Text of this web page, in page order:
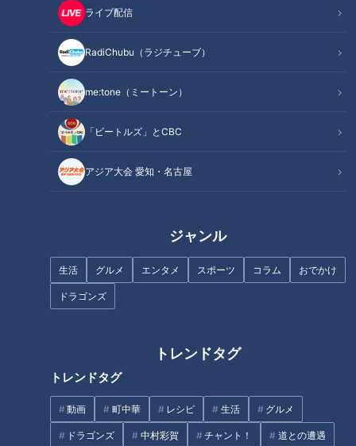
ライブ配信
RadiChubu（ラジチューブ）
me:tone（ミートーン）
「ビートルズ」とCBC
アジア大会 愛知・名古屋
ジャンル
生活 グルメ エンタメ スポーツ コラム おでかけ
ドラゴンズ
トレンドタグ
トレンドタグ
動画 町中華 レシピ 生活 グルメ
ドラゴンズ 中村彩賀 チャント！ 道との遭遇
https://youtu.be/RrVybLRsciI
https://youtu.be/eVINEyVGXY4
https://youtu.be/TWDJyjwj2nw
https://youtu.be/vGQPmhmQOC0
#みてちょてれび #CBC #若狭アナ #小川アナ #永岡アナ
#THETIME #お仕事
------------------------------------------------------------
-----------
https://youtu.be/g4RjY6VPJE4
https://youtu.be/SoY_iRSNHBA
【再生リストもみてちょ】
list=PLOn6VYLd8F5eBRa_2xyh647CNQFDZykkJ
https://www.youtube.com/playlist?
https://www.youtube.com/playlist?
list=PLOn6VYLd8F5dFHzx_ZQ4np-LCf1P5GZKj